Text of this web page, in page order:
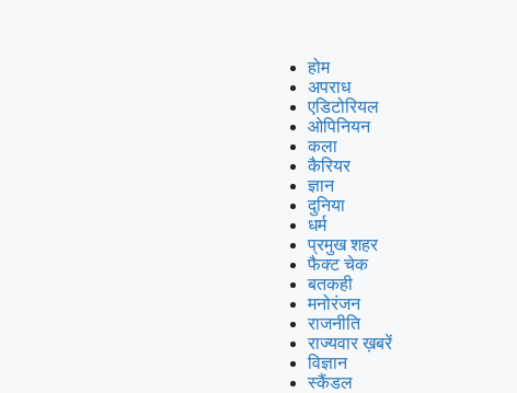
होम
अपराध
एडिटोरियल
ओपिनियन
कला
कैरियर
ज्ञान
दुनिया
धर्म
प्रमुख शहर
फैक्ट चेक
बतकही
मनोरंजन
राजनीति
राज्यवार ख़बरें
विज्ञान
स्कैंडल